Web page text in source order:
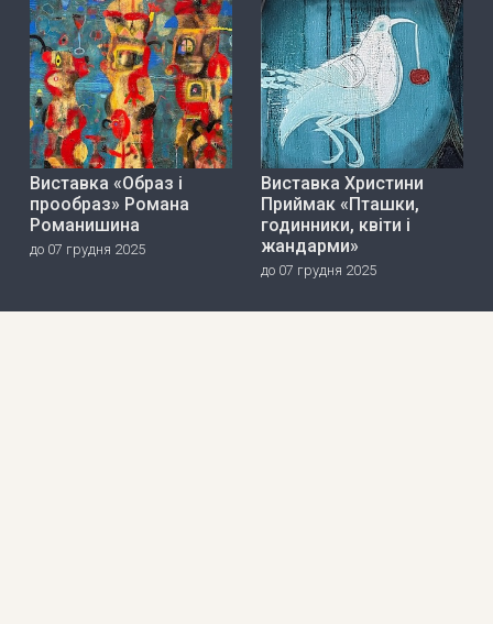
Виставка «Образ і
прообраз» Романа
Романишина
до 07 грудня 2025
Виставка Христини
Приймак «Пташки,
годинники, квіти і
жандарми»
до 07 грудня 2025